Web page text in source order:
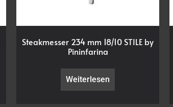
Steakmesser 234 mm 18/10 STILE by
Pininfarina
Weiterlesen